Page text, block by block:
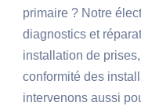
primaire ? Notre
diagnostics et
installation de
conformité des
intervenons aussi